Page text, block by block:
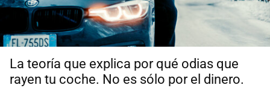
La teoría que explica por qué odias que
rayen tu coche. No es sólo por el dinero.